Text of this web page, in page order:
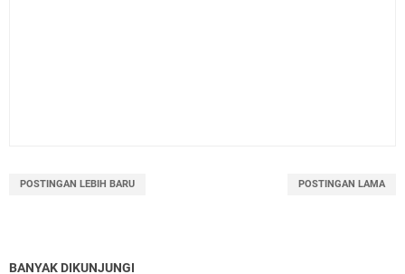
POSTINGAN LEBIH BARU POSTINGAN LAMA
BANYAK DIKUNJUNGI